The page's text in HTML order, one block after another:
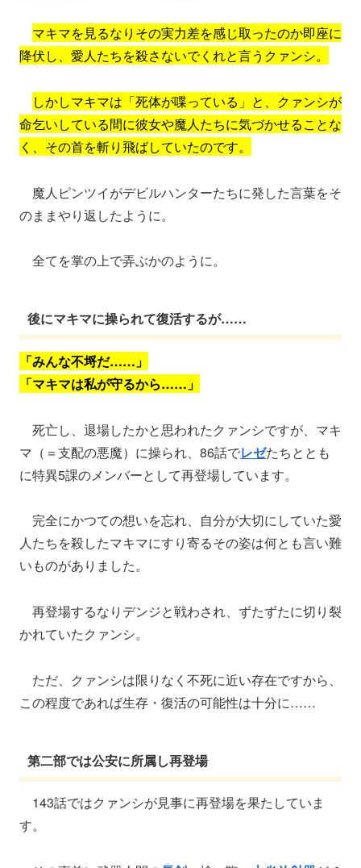
マキマを見るなりその実力差を感じ取ったのか即座に
降伏し、愛人たちを殺さないでくれと言うクァンシ。
しかしマキマは「死体が喋っている」と、クァンシが
命乞いしている間に彼女や魔人たちに気づかせることな
く、その首を斬り飛ばしていたのです。
魔人ピンツイがデビルハンターたちに発した言葉をそ
のままやり返したように。
全てを掌の上で弄ぶかのように。
後にマキマに操られて復活するが……
「みんな不埒だ……」
「マキマは私が守るから……」
死亡し、退場したかと思われたクァンシですが、マキ
マ（＝支配の悪魔）に操られ、86話でレゼたちととも
に特異5課のメンバーとして再登場しています。
完全にかつての想いを忘れ、自分が大切にしていた愛
人たちを殺したマキマにすり寄るその姿は何とも言い難
いものがありました。
再登場するなりデンジと戦わされ、ずたずたに切り裂
かれていたクァンシ。
ただ、クァンシは限りなく不死に近い存在ですから、
この程度であれば生存・復活の可能性は十分に……
第二部では公安に所属し再登場
143話ではクァンシが見事に再登場を果たしていま
す。